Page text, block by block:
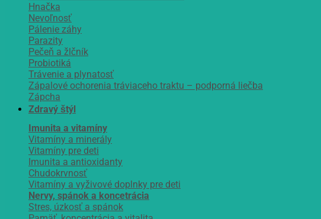
Hnačka
Nevoľnosť
Pálenie záhy
Parazity
Pečeň a žlčník
Probiotiká
Trávenie a plynatosť
Zápalové ochorenia tráviaceho traktu – podporná liečba
Zápcha
Zdravý štýl
Imunita a vitamíny
Vitamíny a minerály
Vitamíny pre deti
Imunita a antioxidanty
Chudokrvnosť
Vitamíny a vyživové doplnky pre deti
Nervy, spánok a koncetrácia
Stres, úzkosť a spánok